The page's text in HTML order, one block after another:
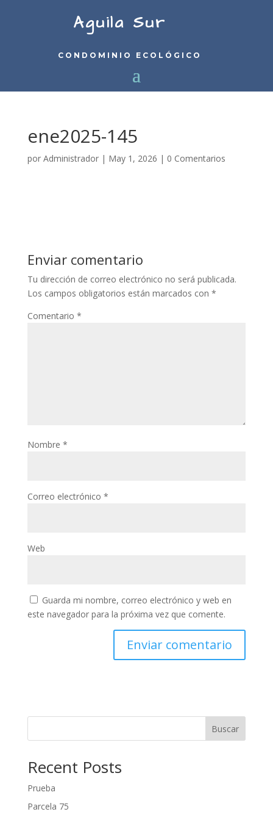
Aguila Sur
CONDOMINIO ECOLÓGICO
ene2025-145
por Administrador| May 1, 2026 | 0 Comentarios
Enviar comentario
Tu dirección de correo electrónico no será publicada.
Los campos obligatorios están marcados con *
Comentario *
Nombre *
Correo electrónico *
Web
Guarda mi nombre, correo electrónico y web en
este navegador para la próxima vez que comente.
Buscar
Recent Posts
Prueba
Parcela 75